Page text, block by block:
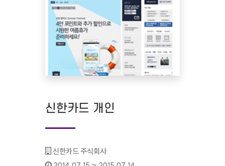
신한카드 개인
기관명 :
신한카드 주식회사